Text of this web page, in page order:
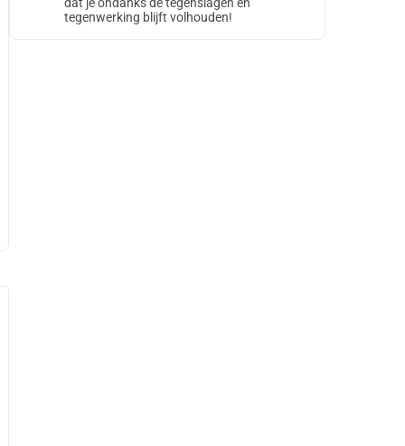
tegenwerking blijft volhouden!